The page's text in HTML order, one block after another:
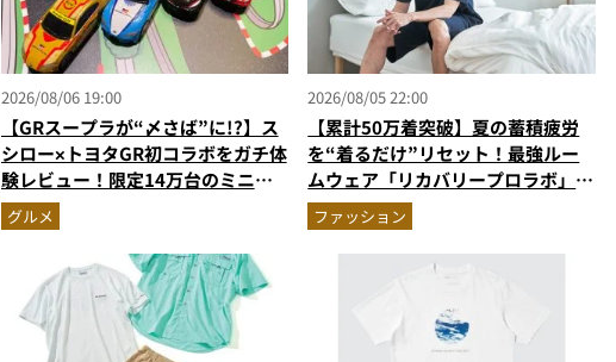
2026/08/06 19:00
【GRスープラが“〆さば”に!?】ス
シロー×トヨタGR初コラボをガチ体
験レビュー！限定14万台のミニカ
ー＆体験型演出に大人も子供も大興
奮間違いなし
グルメ
2026/08/05 22:00
【累計50万着突破】夏の蓄積疲労
を“着るだけ”リセット！最強ルー
ムウェア「リカバリープロラボ」に
新色登場
ファッション